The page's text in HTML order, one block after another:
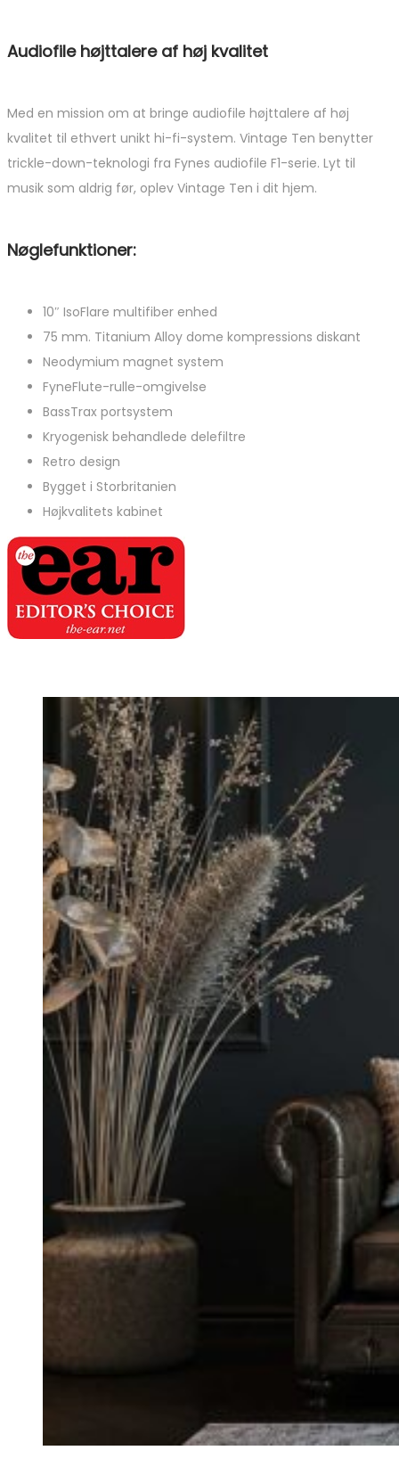
Audiofile højttalere af høj kvalitet
Med en mission om at bringe audiofile højttalere af høj
kvalitet til ethvert unikt hi-fi-system. Vintage Ten benytter
trickle-down-teknologi fra Fynes audiofile F1-serie. Lyt til
musik som aldrig før, oplev Vintage Ten i dit hjem.
Nøglefunktioner:
10″ IsoFlare multifiber enhed
75 mm. Titanium Alloy dome kompressions diskant
Neodymium magnet system
FyneFlute-rulle-omgivelse
BassTrax portsystem
Kryogenisk behandlede delefiltre
Retro design
Bygget i Storbritanien
Højkvalitets kabinet